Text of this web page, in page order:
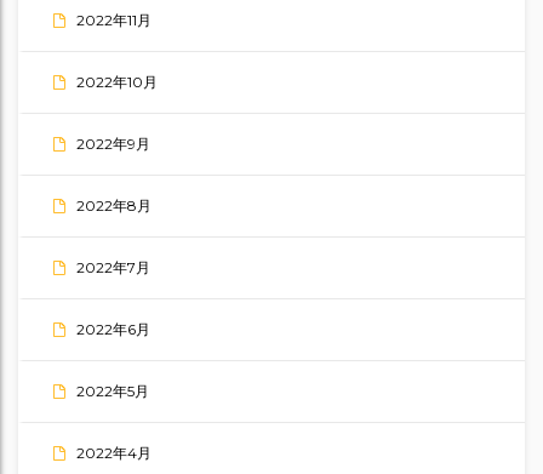
2022年11月
2022年10月
2022年9月
2022年8月
2022年7月
2022年6月
2022年5月
2022年4月